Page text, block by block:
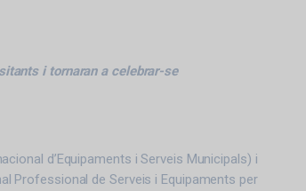
i tornaran a celebrar-se
d’Equipaments i Serveis Municipals) i
Professional de Serveis i Equipaments per